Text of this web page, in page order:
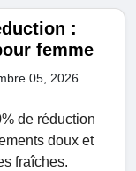
:
femme
05, 2026
de réduction
doux et
fraîches.